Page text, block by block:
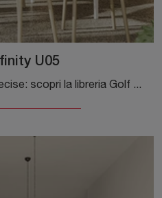
U05
Texture di pregio e linee decise: scopri la libreria Golf Infinity U05 di Colombini Casa tra le più originali Librerie moderne divisorie.